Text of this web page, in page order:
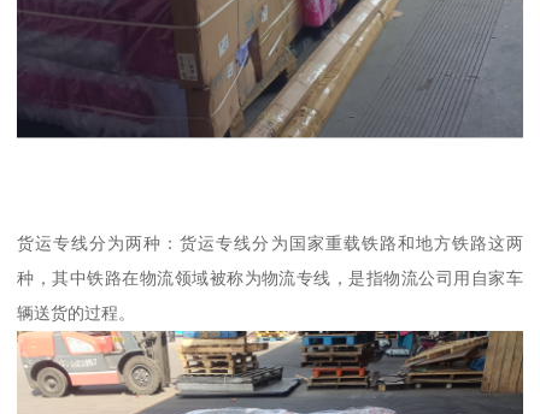
货运专线分为两种：货运专线分为国家重载铁路和地方铁路这两
种，其中铁路在物流领域被称为物流专线，是指物流公司用自家车
辆送货的过程。